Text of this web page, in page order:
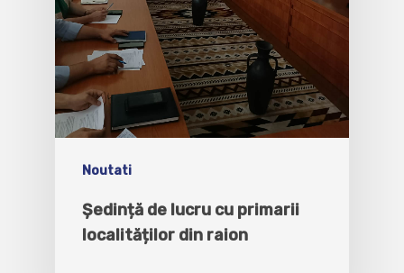
Noutati
Ședință de lucru cu primarii
localităților din raion